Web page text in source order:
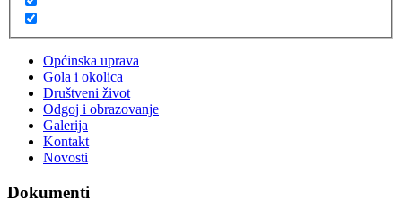
Općinska uprava
Gola i okolica
Društveni život
Odgoj i obrazovanje
Galerija
Kontakt
Novosti
Dokumenti